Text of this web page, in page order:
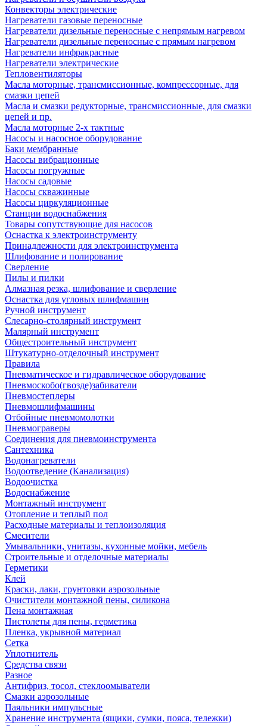
Конвекторы электрические
Нагреватели газовые переносные
Нагреватели дизельные переносные с непрямым нагревом
Нагреватели дизельные переносные с прямым нагревом
Нагреватели инфракрасные
Нагреватели электрические
Тепловентиляторы
Масла моторные, трансмиссионные, компрессорные, для
смазки цепей
Масла и смазки редукторные, трансмиссионные, для смазки
цепей и пр.
Масла моторные 2-х тактные
Насосы и насосное оборудование
Баки мембранные
Насосы вибрационные
Насосы погружные
Насосы садовые
Насосы скважинные
Насосы циркуляционные
Станции водоснабжения
Товары сопутствующие для насосов
Оснастка к электроинструменту
Принадлежности для электроинструмента
Шлифование и полирование
Сверление
Пилы и пилки
Алмазная резка, шлифование и сверление
Оснастка для угловых шлифмашин
Ручной инструмент
Слесарно-столярный инструмент
Малярный инструмент
Общестроительный инструмент
Штукатурно-отделочный инструмент
Правила
Пневматическое и гидравлическое оборудование
Пневмоскобо(гвозде)забиватели
Пневмостеплеры
Пневмошлифмашины
Отбойные пневмомолотки
Пневмограверы
Соединения для пневмоинструмента
Сантехника
Водонагреватели
Водоотведение (Канализация)
Водоочистка
Водоснабжение
Монтажный инструмент
Отопление и теплый пол
Расходные материалы и теплоизоляция
Смесители
Умывальники, унитазы, кухонные мойки, мебель
Строительные и отделочные материалы
Герметики
Клей
Краски, лаки, грунтовки аэрозольные
Очистители монтажной пены, силикона
Пена монтажная
Пистолеты для пены, герметика
Пленка, укрывной материал
Сетка
Уплотнитель
Средства связи
Разное
Антифриз, тосол, стеклоомыватели
Смазки аэрозольные
Паяльники импульсные
Хранение инструмента (ящики, сумки, пояса, тележки)